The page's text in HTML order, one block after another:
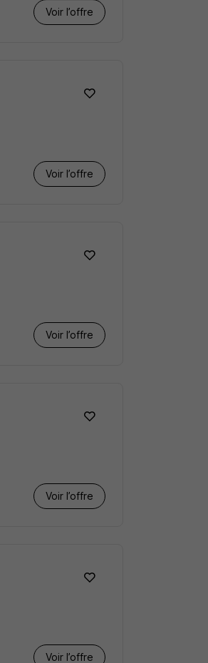
Voir l’offre
Voir l’offre
Voir l’offre
Voir l’offre
Voir l’offre